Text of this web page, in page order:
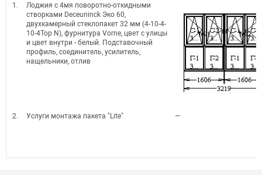
1.
Лоджия с 4мя поворотно-откидными
створками Deceuninck Эко 60,
двухкамерный стеклопакет 32 мм (4-10-4-
10-4Top N), фурнитура Vorne, цвет с улицы
и цвет внутри - белый. Подставочный
профиль, соединитель, усилитель,
нащельники, отлив
2. Услуги монтажа пакета "Lite" —